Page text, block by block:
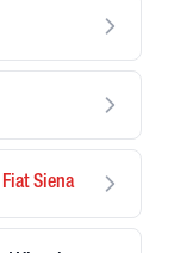
FiatSiena